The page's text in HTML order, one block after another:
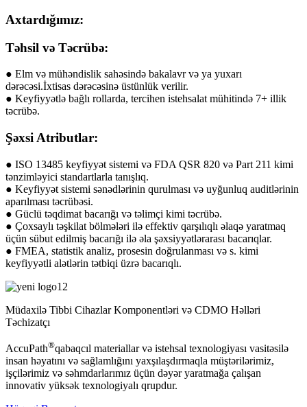
Axtardığımız:
Təhsil və Təcrübə:
● Elm və mühəndislik sahəsində bakalavr və ya yuxarı
dərəcəsi.İxtisas dərəcəsinə üstünlük verilir.
● Keyfiyyətlə bağlı rollarda, tercihen istehsalat mühitində 7+ illik
təcrübə.
Şəxsi Atributlar:
● ISO 13485 keyfiyyət sistemi və FDA QSR 820 və Part 211 kimi
tənzimləyici standartlarla tanışlıq.
● Keyfiyyət sistemi sənədlərinin qurulması və uyğunluq auditlərinin
aparılması təcrübəsi.
● Güclü təqdimat bacarığı və təlimçi kimi təcrübə.
● Çoxsaylı təşkilat bölmələri ilə effektiv qarşılıqlı əlaqə yaratmaq
üçün sübut edilmiş bacarığı ilə əla şəxsiyyətlərarası bacarıqlar.
● FMEA, statistik analiz, prosesin doğrulanması və s. kimi
keyfiyyətli alətlərin tətbiqi üzrə bacarıqlı.
Müdaxilə Tibbi Cihazlar Komponentləri və CDMO Həlləri
Təchizatçı
AccuPath®qabaqcıl materiallar və istehsal texnologiyası vasitəsilə
insan həyatını və sağlamlığını yaxşılaşdırmaqla müştərilərimiz,
işçilərimiz və səhmdarlarımız üçün dəyər yaratmağa çalışan
innovativ yüksək texnologiyalı qrupdur.